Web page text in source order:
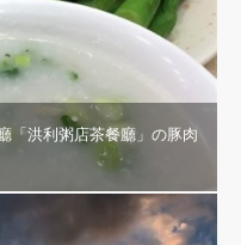
「洪利粥店茶餐廳」の豚肉